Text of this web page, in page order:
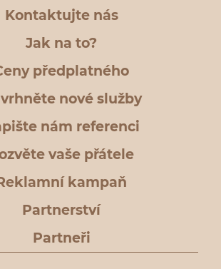
Kontaktujte nás
Jak na to?
předplatného
nové služby
nám referenci
vaše přátele
kampaň
Partnerství
Partneři